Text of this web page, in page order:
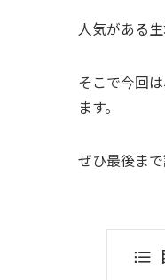
人気がある
そこで今回
ます。
ぜひ最後ま